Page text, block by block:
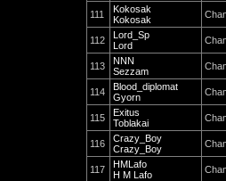
111
Kokosak
Kokosak
112
Lord_Sp
Lord
113
NNN
Sezzam
114
Blood_diplomat
Gyorn
115
Exitus
Toblakai
116
Crazy_Boy
Crazy_Boy
117
HMLafo
H M Lafo